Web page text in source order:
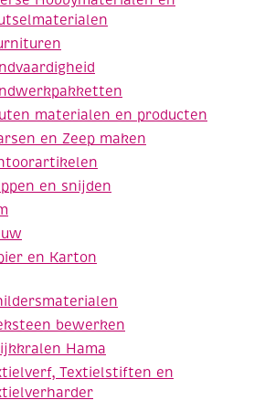
materialen en producten
en Zeep maken
en snijden
en Karton
bewerken
Hama
Textielstiften en